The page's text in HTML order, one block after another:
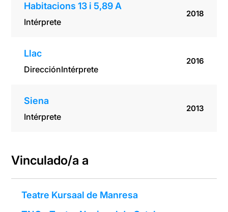
Habitacions 13 i 5,89 A
Intérprete
2018
Llac
DirecciónIntérprete
2016
Siena
Intérprete
2013
Vinculado/a a
Teatre Kursaal de Manresa